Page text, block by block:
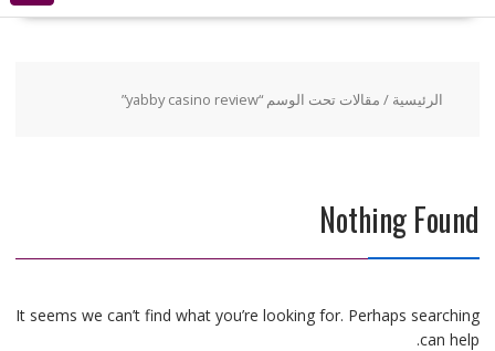
الرئيسية / مقالات تحت الوسم “yabby casino review”
Nothing Found
It seems we can’t find what you’re looking for. Perhaps searching
can help.